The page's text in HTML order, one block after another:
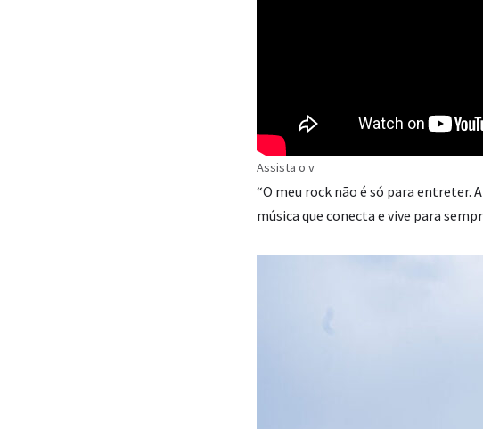
Assista o v
“O meu rock não é só para entreter.
música que conecta e vive para